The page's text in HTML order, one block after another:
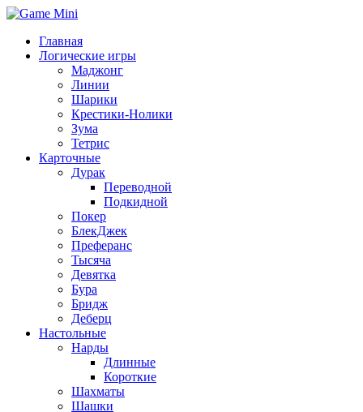
Главная
Логические игры
Маджонг
Линии
Шарики
Крестики-Нолики
Зума
Тетрис
Карточные
Дурак
Переводной
Подкидной
Покер
БлекДжек
Преферанс
Тысяча
Девятка
Бура
Бридж
Деберц
Настольные
Нарды
Длинные
Короткие
Шахматы
Шашки